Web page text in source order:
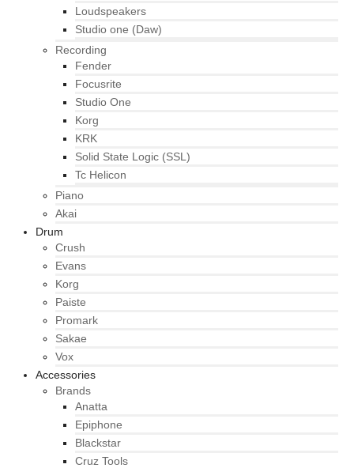
Loudspeakers
Studio one (Daw)
Recording
Fender
Focusrite
Studio One
Korg
KRK
Solid State Logic (SSL)
Tc Helicon
Piano
Akai
Drum
Crush
Evans
Korg
Paiste
Promark
Sakae
Vox
Accessories
Brands
Anatta
Epiphone
Blackstar
Cruz Tools